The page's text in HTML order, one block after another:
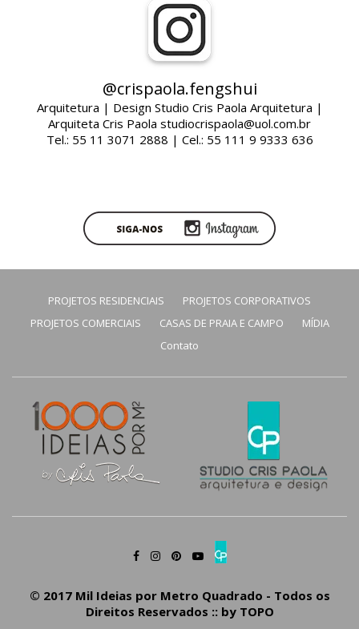
@crispaola.fengshui
Arquitetura | Design Studio Cris Paola Arquitetura |
Arquiteta Cris Paola studiocrispaola@uol.com.br
Tel.: 55 11 3071 2888 | Cel.: 55 111 9 9333 636
PROJETOS RESIDENCIAIS
PROJETOS CORPORATIVOS
PROJETOS COMERCIAIS
CASAS DE PRAIA E CAMPO
MÍDIA
Contato
© 2017 Mil Ideias por Metro Quadrado - Todos os
Direitos Reservados :: by TOPO